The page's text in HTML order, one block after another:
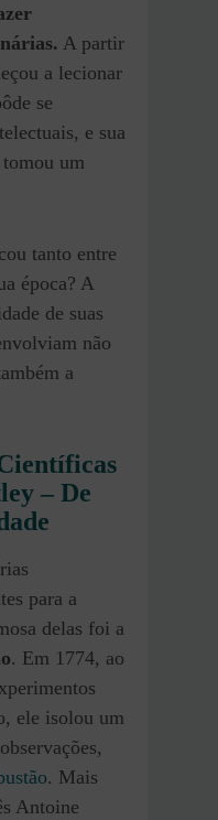
A partir
a lecionar
se
e sua
um
tanto entre
época? A
de suas
não
a
– De
para a
delas foi a
. Em 1774, ao
ele isolou um
. Mais
Antoine